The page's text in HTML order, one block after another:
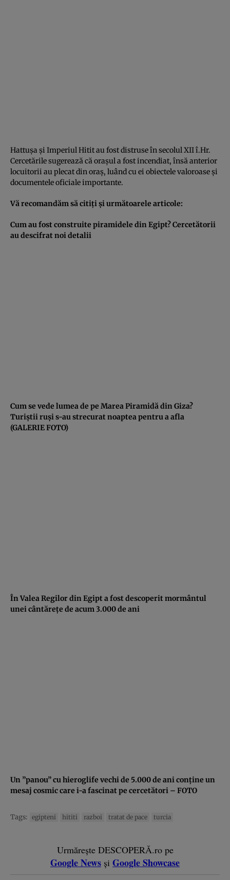
Hattuşa şi Imperiul Hitit au fost distruse în secolul XII î.Hr.
Cercetările sugerează că oraşul a fost incendiat, însă anterior
locuitorii au plecat din oraş, luând cu ei obiectele valoroase şi
documentele oficiale importante.
Vă recomandăm să citiţi şi următoarele articole:
Cum au fost construite piramidele din Egipt? Cercetătorii
au descifrat noi detalii
Cum se vede lumea de pe Marea Piramidă din Giza?
Turiştii ruşi s-au strecurat noaptea pentru a afla
(GALERIE FOTO)
În Valea Regilor din Egipt a fost descoperit mormântul
unei cântăreţe de acum 3.000 de ani
Un ”panou” cu hieroglife vechi de 5.000 de ani conţine un
mesaj cosmic care i-a fascinat pe cercetători – FOTO
Tags: egipteni hititi razboi tratat de pace turcia
Urmărește DESCOPERĂ.ro pe
Google News și Google Showcase